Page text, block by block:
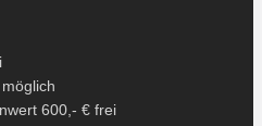
600,- € frei